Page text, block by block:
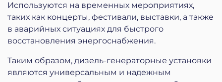
Используются на временных мероприятиях,
таких как концерты, фестивали, выставки, а также
в аварийных ситуациях для быстрого
восстановления энергоснабжения.
Таким образом, дизель-генераторные установки
являются универсальным и надежным